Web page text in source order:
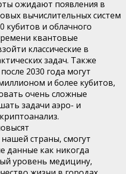
ожидают появления в
вычислительных систем
кубитов и облачного
квантовые
классические в
задач. Также
2030 года могут
и более кубитов,
очень сложные
задачи аэро- и
страны, смогут
данные как никогда
уровень медицину,